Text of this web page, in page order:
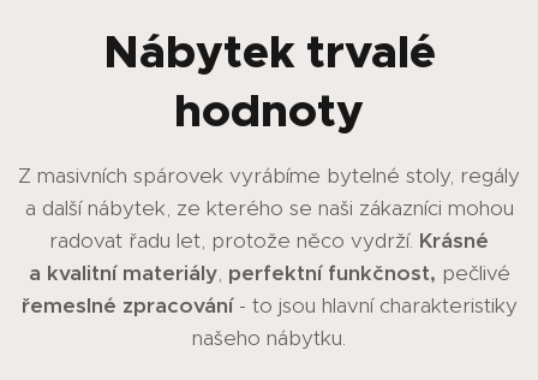
Nábytek trvalé
hodnoty
Z masivních spárovek vyrábíme bytelné stoly, regály
a další nábytek, ze kterého se naši zákazníci mohou
radovat řadu let, protože něco vydrží. Krásné
a kvalitní materiály, perfektní funkčnost, pečlivé
řemeslné zpracování - to jsou hlavní charakteristiky
našeho nábytku.